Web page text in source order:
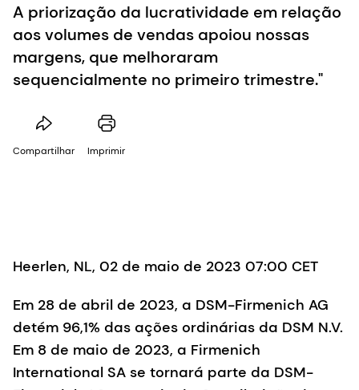
A priorização da lucratividade em relação
aos volumes de vendas apoiou nossas
margens, que melhoraram
sequencialmente no primeiro trimestre."
Compartilhar Imprimir
Heerlen, NL, 02 de maio de 2023 07:00 CET
Em 28 de abril de 2023, a DSM-Firmenich AG
detém 96,1% das ações ordinárias da DSM N.V.
Em 8 de maio de 2023, a Firmenich
International SA se tornará parte da DSM-